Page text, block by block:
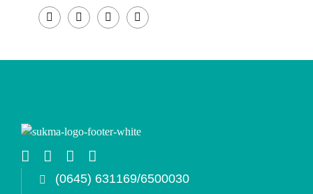
(0645) 631169/6500030